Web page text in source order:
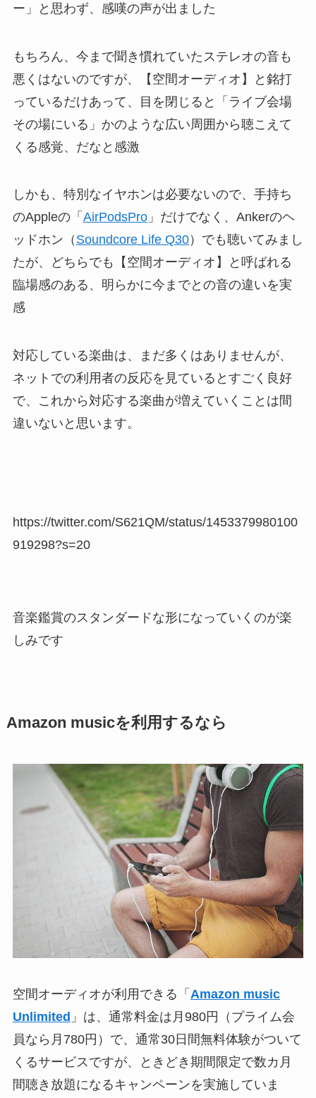
ー」と思わず、感嘆の声が出ました
もちろん、今まで聞き慣れていたステレオの音も
悪くはないのですが、【空間オーディオ】と銘打
っているだけあって、目を閉じると「ライブ会場
その場にいる」かのような広い周囲から聴こえて
くる感覚、だなと感激
しかも、特別なイヤホンは必要ないので、手持ち
のAppleの「 AirPodsPro」だけでなく、Ankerのヘ
ッドホン（ Soundcore Life Q30）でも聴いてみまし
たが、どちらでも【空間オーディオ】と呼ばれる
臨場感のある、明らかに今までとの音の違いを実
感
対応している楽曲は、まだ多くはありませんが、
ネットでの利用者の反応を見ているとすごく良好
で、これから対応する楽曲が増えていくことは間
違いないと思います。
https://twitter.com/S621QM/status/1453379980100
919298?s=20
音楽鑑賞のスタンダードな形になっていくのが楽
しみです
Amazon musicを利用するなら
空間オーディオが利用できる「 Amazon music
Unlimited 」は、通常料金は月980円（プライム会
員なら月780円）で、通常30日間無料体験がついて
くるサービスですが、ときどき期間限定で数カ月
間聴き放題になるキャンペーンを実施していま